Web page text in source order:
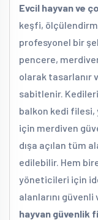
Evcil hayvan ve
keşfi,
profesyonel bir
pencere,
olarak tasarlanır
sabitlenir.
balkon kedi
için merdiven
dışa açılan tüm
edilebilir. Hem
yöneticileri için
alanlarını
hayvan güvenlik